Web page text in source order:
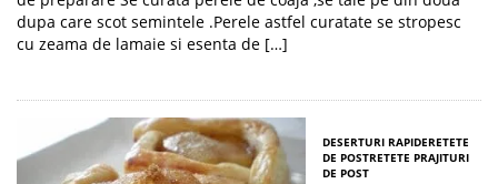
dupa care scot semintele .Perele astfel curatate se stropesc
cu zeama de lamaie si esenta de […]
DESERTURI RAPIDERETETE
DE POSTRETETE PRAJITURI
DE POST